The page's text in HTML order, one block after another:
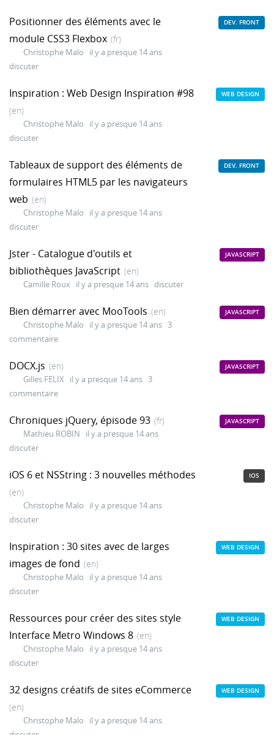
Positionner des éléments avec le
module CSS3 Flexbox (fr)
Christophe Malo
il y a presque 14 ans
discuter
DEV. FRONT
Inspiration : Web Design Inspiration #98
(en)
Christophe Malo
il y a presque 14 ans
discuter
WEB DESIGN
Tableaux de support des éléments de
formulaires HTML5 par les navigateurs
web (en)
Christophe Malo
il y a presque 14 ans
discuter
DEV. FRONT
Jster - Catalogue d'outils et
bibliothèques JavaScript (en)
Camille Roux il y a presque 14 ans discuter
JAVASCRIPT
Bien démarrer avec MooTools (en)
Christophe Malo il y a presque 14 ans 3
commentaire
JAVASCRIPT
DOCX.js (en)
Gilles FELIX il y a presque 14 ans 3
commentaire
JAVASCRIPT
Chroniques jQuery, épisode 93 (fr)
Mathieu ROBIN
il y a presque 14 ans
discuter
JAVASCRIPT
iOS 6 et NSString : 3 nouvelles méthodes
(en)
Christophe Malo
il y a presque 14 ans
discuter
IOS
Inspiration : 30 sites avec de larges
images de fond (en)
Christophe Malo
il y a presque 14 ans
discuter
WEB DESIGN
Ressources pour créer des sites style
Interface Metro Windows 8 (en)
Christophe Malo
il y a presque 14 ans
discuter
WEB DESIGN
32 designs créatifs de sites eCommerce
(en)
Christophe Malo
il y a presque 14 ans
WEB DESIGN